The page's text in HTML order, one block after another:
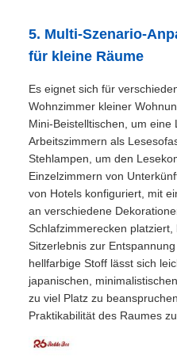
5. Multi-Szenario-
für kleine Räume
Es eignet sich für
Wohnzimmer kleiner
Mini-Beistelltischen, um eine
Arbeitszimmern als
Stehlampen, um den
Einzelzimmern von
von Hotels konfiguriert, mit
an verschiedene
Schlafzimmerecken
Sitzerlebnis zur
hellfarbige Stoff lässt sich
japanischen,
zu viel Platz zu
Praktikabilität des Raumes